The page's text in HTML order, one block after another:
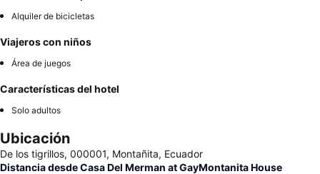
Alquiler de bicicletas
Viajeros con niños
Área de juegos
Características del hotel
Solo adultos
Ubicación
De los tigrillos, 000001, Montañita, Ecuador
Distancia desde Casa Del Merman at GayMontanita House